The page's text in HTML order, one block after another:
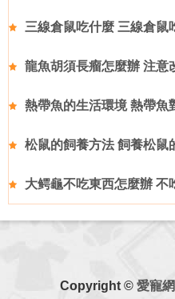
三線倉鼠吃什麼 三線倉鼠
龍魚胡須長瘤怎麼辦 注意
熱帶魚的生活環境 熱帶魚
松鼠的飼養方法 飼養松鼠
大鳄龜不吃東西怎麼辦 不
Copyright © 愛寵網